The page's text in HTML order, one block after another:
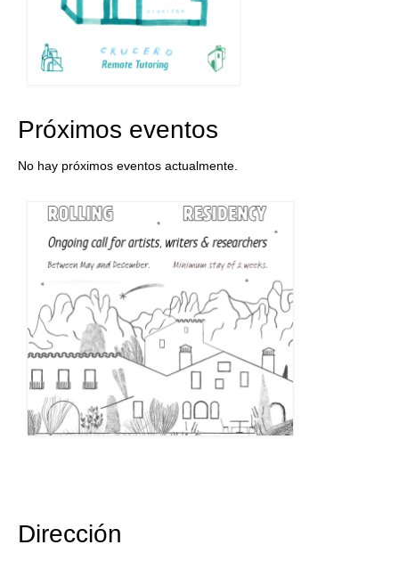
Próximos eventos
No hay próximos eventos actualmente.
Dirección